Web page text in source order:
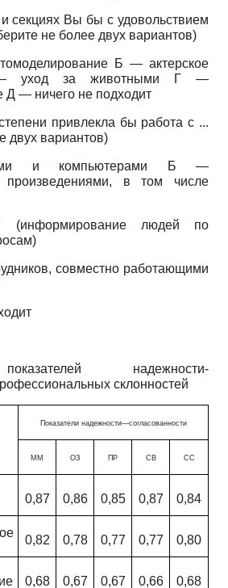
секциях Вы бы с удовольствием
не более двух вариантов)
Б — актерское
— уход за животными Г —
Д — ничего не подходит
привлекла бы работа с ...
двух вариантов)
и компьютерами Б —
произведениями, в том числе
людей по
совместно работающими
надежности-
склонностей
Показатели надежности—согласованности
ММ ОЗ ПР СВ СС
0,87 0,86 0,85 0,87 0,84
0,82 0,78 0,77 0,77 0,80
0,68 0,67 0,67 0,66 0,68